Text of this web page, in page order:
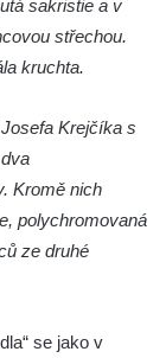
sakristie a v
střechou.
kruchta.
Krejčíka s
Kromě nich
polychromovaná
ze druhé
se jako v